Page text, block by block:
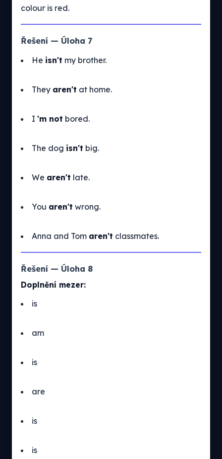
colour is red.
Řešení — Úloha 7
He isn't my brother.
They aren't at home.
I 'm not bored.
The dog isn't big.
We aren't late.
You aren't wrong.
Anna and Tom aren't classmates.
Řešení — Úloha 8
Doplnění mezer:
is
am
is
are
is
is